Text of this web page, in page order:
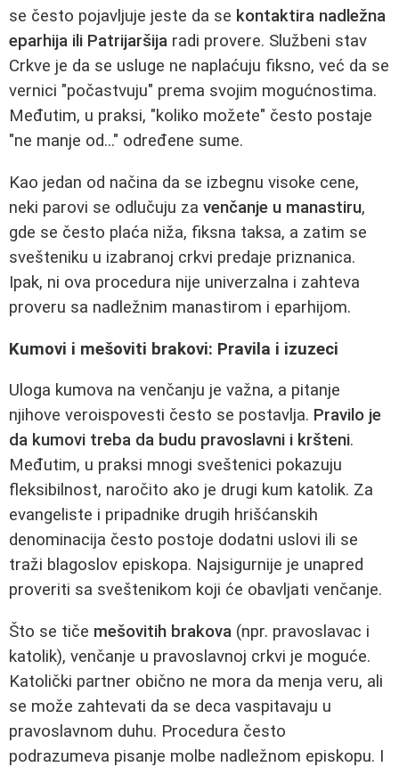
se često pojavljuje jeste da se kontaktira nadležna
eparhija ili Patrijaršija radi provere. Službeni stav
Crkve je da se usluge ne naplaćuju fiksno, već da se
vernici "počastvuju" prema svojim mogućnostima.
Međutim, u praksi, "koliko možete" često postaje
"ne manje od..." određene sume.
Kao jedan od načina da se izbegnu visoke cene,
neki parovi se odlučuju za venčanje u manastiru,
gde se često plaća niža, fiksna taksa, a zatim se
svešteniku u izabranoj crkvi predaje priznanica.
Ipak, ni ova procedura nije univerzalna i zahteva
proveru sa nadležnim manastirom i eparhijom.
Kumovi i mešoviti brakovi: Pravila i izuzeci
Uloga kumova na venčanju je važna, a pitanje
njihove veroispovesti često se postavlja. Pravilo je
da kumovi treba da budu pravoslavni i kršteni.
Međutim, u praksi mnogi sveštenici pokazuju
fleksibilnost, naročito ako je drugi kum katolik. Za
evangeliste i pripadnike drugih hrišćanskih
denominacija često postoje dodatni uslovi ili se
traži blagoslov episkopa. Najsigurnije je unapred
proveriti sa sveštenikom koji će obavljati venčanje.
Što se tiče mešovitih brakova (npr. pravoslavac i
katolik), venčanje u pravoslavnoj crkvi je moguće.
Katolički partner obično ne mora da menja veru, ali
se može zahtevati da se deca vaspitavaju u
pravoslavnom duhu. Procedura često
podrazumeva pisanje molbe nadležnom episkopu. I